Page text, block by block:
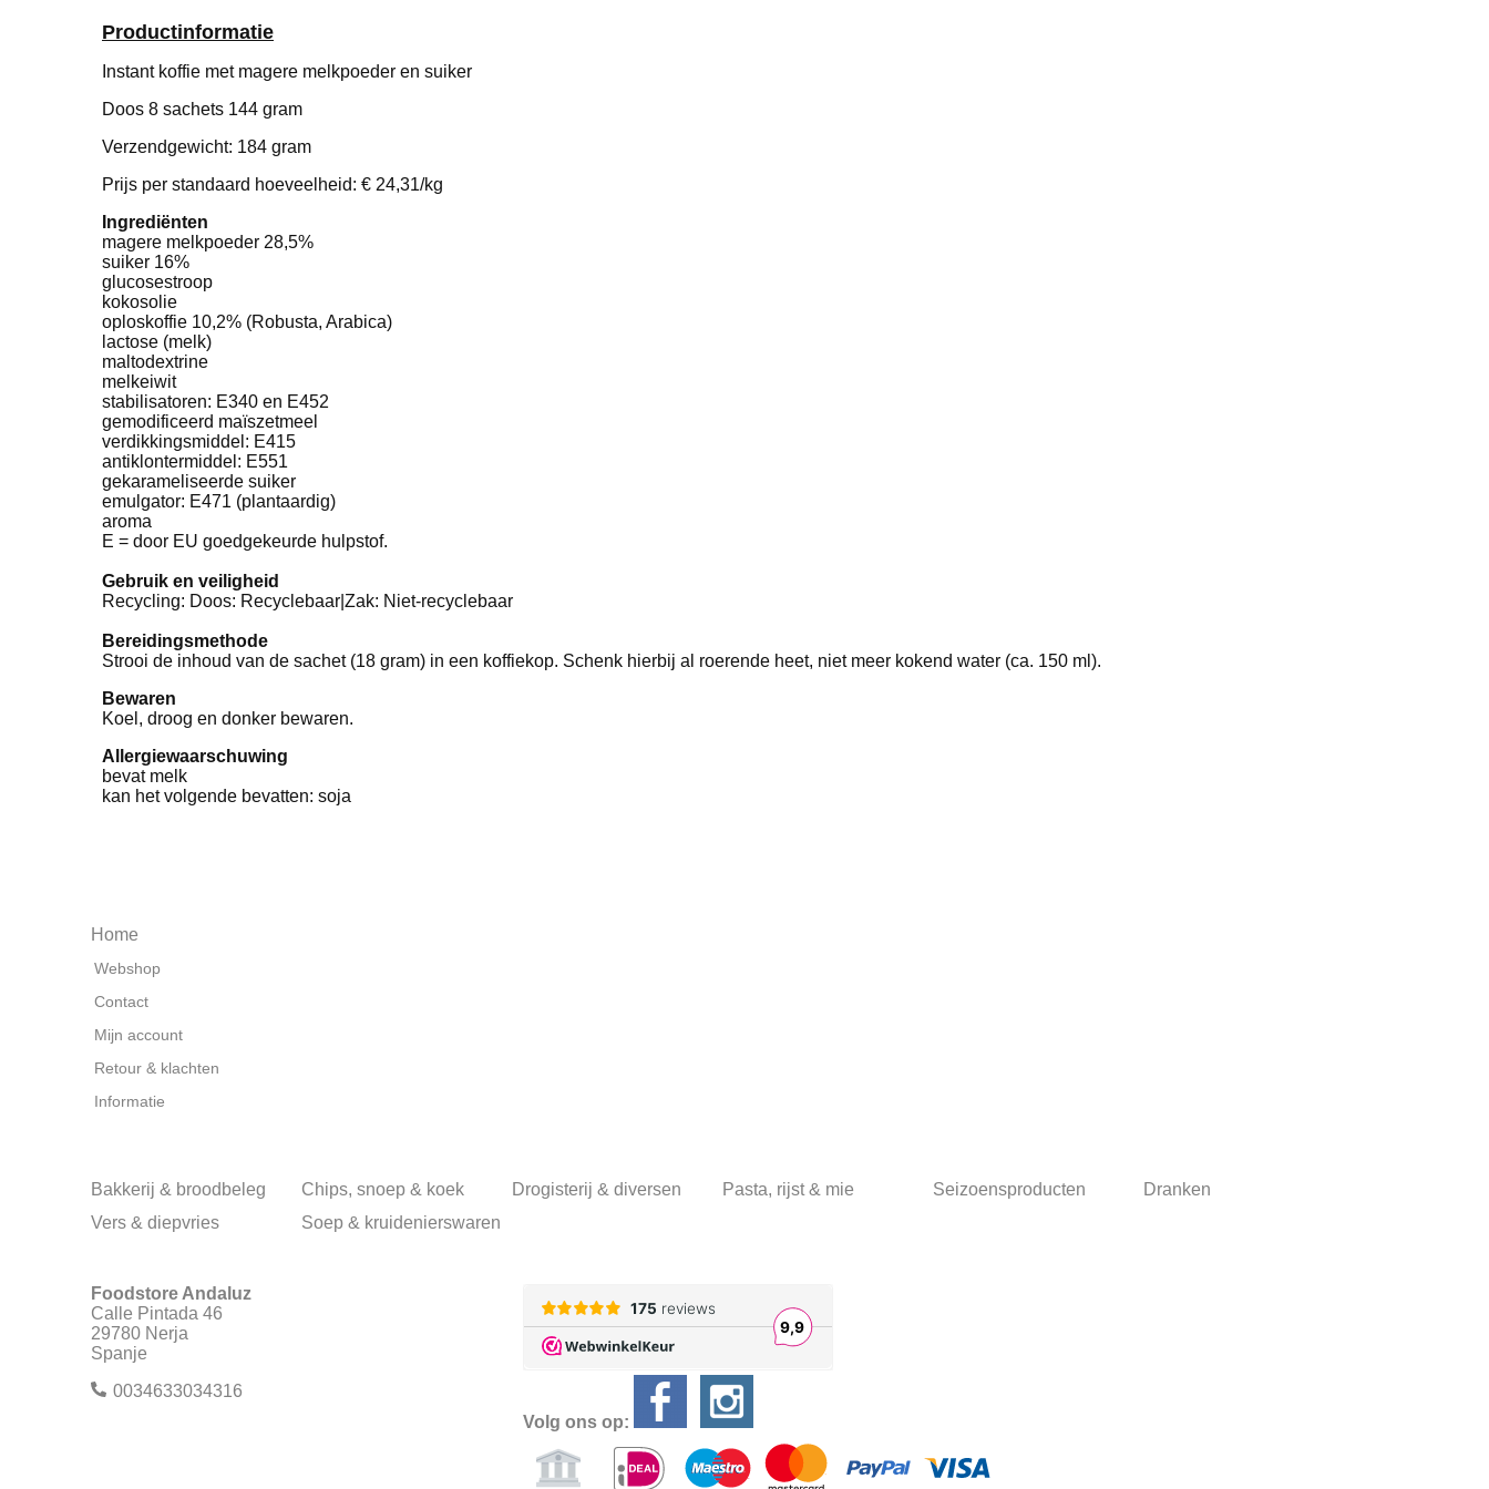
Productinformatie
Instant koffie met magere melkpoeder en suiker
Doos 8 sachets 144 gram
Verzendgewicht: 184 gram
Prijs per standaard hoeveelheid: € 24,31/kg
Ingrediënten
magere melkpoeder 28,5%
suiker 16%
glucosestroop
kokosolie
oploskoffie 10,2% (Robusta, Arabica)
lactose (melk)
maltodextrine
melkeiwit
stabilisatoren: E340 en E452
gemodificeerd maïszetmeel
verdikkingsmiddel: E415
antiklontermiddel: E551
gekarameliseerde suiker
emulgator: E471 (plantaardig)
aroma
E = door EU goedgekeurde hulpstof.
Gebruik en veiligheid
Recycling: Doos: Recyclebaar|Zak: Niet-recyclebaar
Bereidingsmethode
Strooi de inhoud van de sachet (18 gram) in een koffiekop. Schenk hierbij al roerende heet, niet meer kokend water (ca. 150 ml).
Bewaren
Koel, droog en donker bewaren.
Allergiewaarschuwing
bevat melk
kan het volgende bevatten: soja
Home
Webshop
Contact
Mijn account
Retour & klachten
Informatie
Bakkerij & broodbeleg Chips, snoep & koek Drogisterij & diversen Pasta, rijst & mie Seizoensproducten
Dranken
Vers & diepvries
Soep & kruidenierswaren
Foodstore Andaluz
Calle Pintada 46
29780 Nerja
Spanje
0034633034316
Volg ons op: